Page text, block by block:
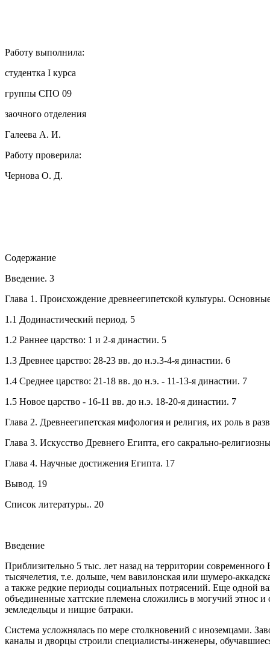
Работу выполнила:
студентка I курса
группы СПО 09
заочного отделения
Галеева А. И.
Работу проверила:
Чернова О. Д.
Содержание
Введение. 3
Глава 1. Происхождение древнеегипетской культуры.
1.1 Додинастический период. 5
1.2 Раннее царство: 1 и 2-я династии. 5
1.3 Древнее царство: 28-23 вв. до н.э.3-4-я династии. 6
1.4 Среднее царство: 21-18 вв. до н.э. - 11-13-я династии. 7
1.5 Новое царство - 16-11 вв. до н.э. 18-20-я династии. 7
Глава 2. Древнеегипетская мифология и религия, их роль в
Глава 3. Искусство Древнего Египта, его сакрально-
Глава 4. Научные достижения Египта. 17
Вывод. 19
Список литературы.. 20
Введение
Приблизительно 5 тыс. лет назад на территории
тысячелетия, т.е. дольше, чем вавилонская или шумеро-
а также редкие периоды социальных потрясений. Еще одной
объединенные хаттские племена сложились в могучий
земледельцы и нищие батраки.
Система усложнялась по мере столкновений с иноземцами.
каналы и дворцы строили специалисты-инженеры,